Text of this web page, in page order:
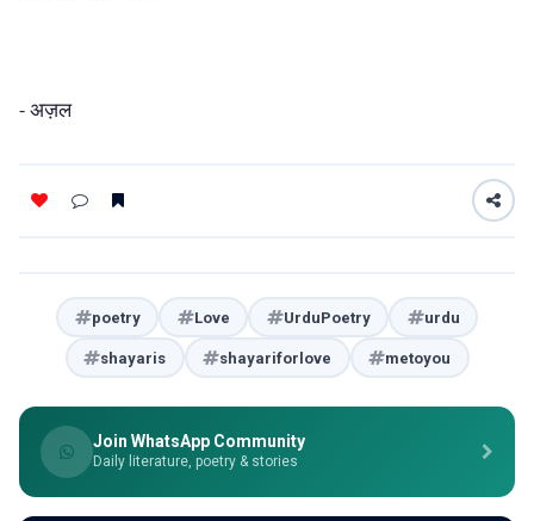
- अज़ल
poetry Love UrduPoetry urdu
shayaris shayariforlove metoyou
Join WhatsApp Community
Daily literature, poetry & stories